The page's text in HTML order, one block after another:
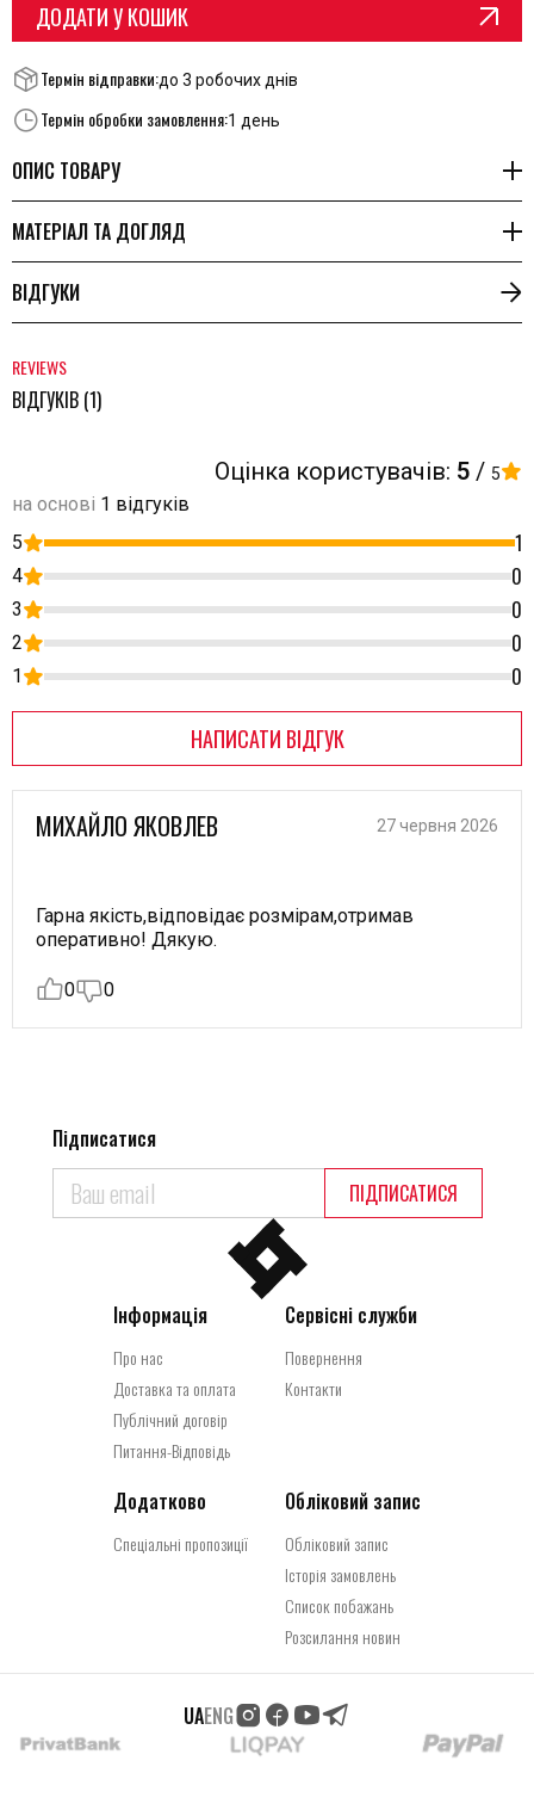
ДОДАТИ У КОШИК
Термін відправки:до 3 робочих днів
Термін обробки замовлення:1 день
ОПИС ТОВАРУ
МАТЕРІАЛ ТА ДОГЛЯД
ВІДГУКИ
REVIEWS
ВІДГУКІВ (1)
Оцінка користувачів: 5 / 5
на основі 1 відгуків
5
1
4 0
3 0
2 0
1 0
НАПИСАТИ ВІДГУК
МИХАЙЛО ЯКОВЛЕВ 27 червня 2026
Гарна якість,відповідає розмірам,отримав
оперативно! Дякую.
0 0
Інформація
Про нас
Доставка та оплата
Публічний договір
Питання-Відповідь
Сервісні служби
Повернення
Контакти
Додатково
Спеціальні пропозиції
Обліковий запис
Обліковий запис
Історія замовлень
Список побажань
Розсилання новин
Підписатися
ПІДПИСАТИСЯ
UAENG